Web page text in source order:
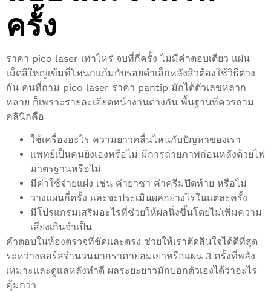
ครั้ง
ราคา pico laser เท่าไหร่ จบที่กี่ครั้ง ไม่มีคำตอบเดียว แผ่น
เม็ดสีใหญ่เข้มที่โหนกแก้มกับรอยดำเล็กหลังสิวต้องใช้วิธีต่าง
กัน คนที่ถาม pico laser ราคา pantip มักได้ตัวเลขหลาก
หลาย ก็เพราะรายละเอียดหน้างานต่างกัน พื้นฐานที่ควรถาม
คลินิกคือ
ใช้เครื่องอะไร ความยาวคลื่นไหนกับปัญหาของเรา
แพทย์เป็นคนยิงเองหรือไม่ มีการถ่ายภาพก่อนหลังด้วยไฟ
มาตรฐานหรือไม่
มีค่าใช้จ่ายแฝง เช่น ค่ายาชา ค่าครีมปิดท้าย หรือไม่
วางแผนกี่ครั้ง และจะประเมินผลอย่างไรในแต่ละครั้ง
มีโปรแกรมเสริมอะไรที่ช่วยให้ผลนิ่งขึ้นโดยไม่เพิ่มความ
เสี่ยงเกินจำเป็น
คำตอบในห้องตรวจที่ชัดและตรง ช่วยให้เราตัดสินใจได้ดีที่สุด
ระหว่างคอร์สจำนวนมากราคาย่อมเยาหรือแผน 3 ครั้งที่พลัง
เหมาะและดูแลหลังทำดี ผลระยะยาวมักบอกตัวเองได้ว่าอะไร
คุ้มกว่า